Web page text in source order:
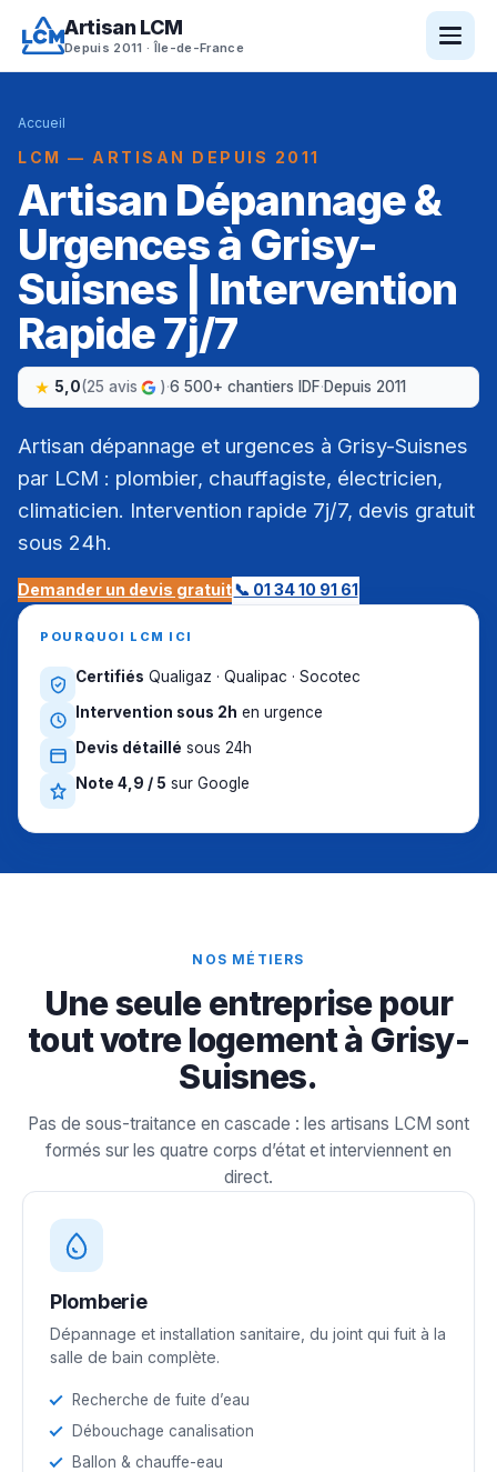
Artisan LCM
Depuis 2011 · Île-de-France
Accueil
LCM — ARTISAN DEPUIS 2011
Artisan Dépannage &
Urgences à Grisy-
Suisnes | Intervention
Rapide 7j/7
5,0(25 avis )·6 500+ chantiers IDF·Depuis 2011
Artisan dépannage et urgences à Grisy-Suisnes
par LCM : plombier, chauffagiste, électricien,
climaticien. Intervention rapide 7j/7, devis gratuit
sous 24h.
Demander un devis gratuit📞 01 34 10 91 61
POURQUOI LCM ICI
Certifiés Qualigaz · Qualipac · Socotec
Intervention sous 2h en urgence
Devis détaillé sous 24h
Note 4,9 / 5 sur Google
NOS MÉTIERS
Une seule entreprise pour
tout votre logement à Grisy-
Suisnes.
Pas de sous-traitance en cascade : les artisans LCM sont
formés sur les quatre corps d’état et interviennent en
direct.
Plomberie
Dépannage et installation sanitaire, du joint qui fuit à la
salle de bain complète.
Recherche de fuite d’eau
Débouchage canalisation
Ballon & chauffe-eau